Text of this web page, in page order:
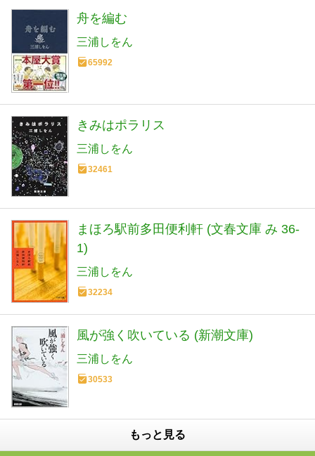
舟を編む
三浦しをん
65992
きみはポラリス
三浦しをん
32461
まほろ駅前多田便利軒 (文春文庫 み 36-
1)
三浦しをん
32234
風が強く吹いている (新潮文庫)
三浦しをん
30533
もっと見る